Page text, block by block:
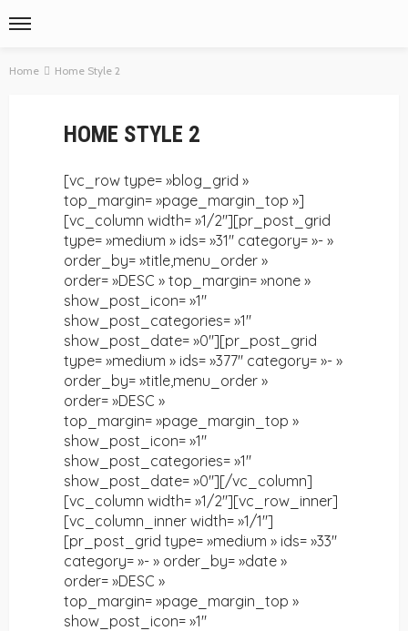
Home Home Style 2
HOME STYLE 2
[vc_row type= »blog_grid »
top_margin= »page_margin_top »]
[vc_column width= »1/2″][pr_post_grid
type= »medium » ids= »31″ category= »- »
order_by= »title,menu_order »
order= »DESC » top_margin= »none »
show_post_icon= »1″
show_post_categories= »1″
show_post_date= »0″][pr_post_grid
type= »medium » ids= »377″ category= »- »
order_by= »title,menu_order »
order= »DESC »
top_margin= »page_margin_top »
show_post_icon= »1″
show_post_categories= »1″
show_post_date= »0″][/vc_column]
[vc_column width= »1/2″][vc_row_inner]
[vc_column_inner width= »1/1″]
[pr_post_grid type= »medium » ids= »33″
category= »- » order_by= »date »
order= »DESC »
top_margin= »page_margin_top »
show_post_icon= »1″